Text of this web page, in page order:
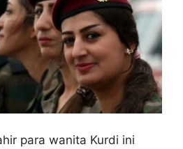
para wanita Kurdi ini